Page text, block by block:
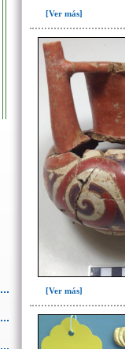
[Ver más]
[Ver más]